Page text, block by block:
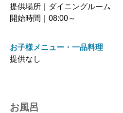
提供場所｜ダイニングルーム
開始時間｜08:00～
お子様メニュー・一品料理
提供なし
お風呂